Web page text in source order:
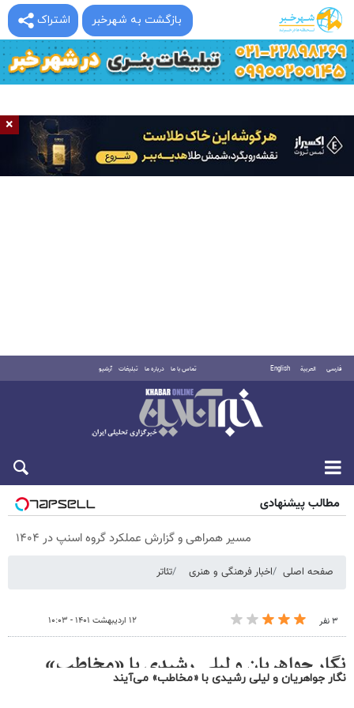
اشتراک بازگشت به شهرخبر
نگار جواهریان و لیلی رشیدی با «مخاطب» می‌آیند